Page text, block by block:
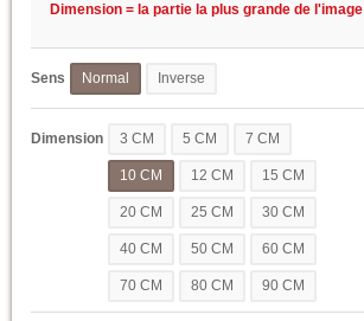
Dimension = la partie la plus grande de l'image
Sens Normal Inverse
Dimension 3 CM 5 CM 7 CM
10 CM 12 CM 15 CM
20 CM 25 CM 30 CM
40 CM 50 CM 60 CM
70 CM 80 CM 90 CM